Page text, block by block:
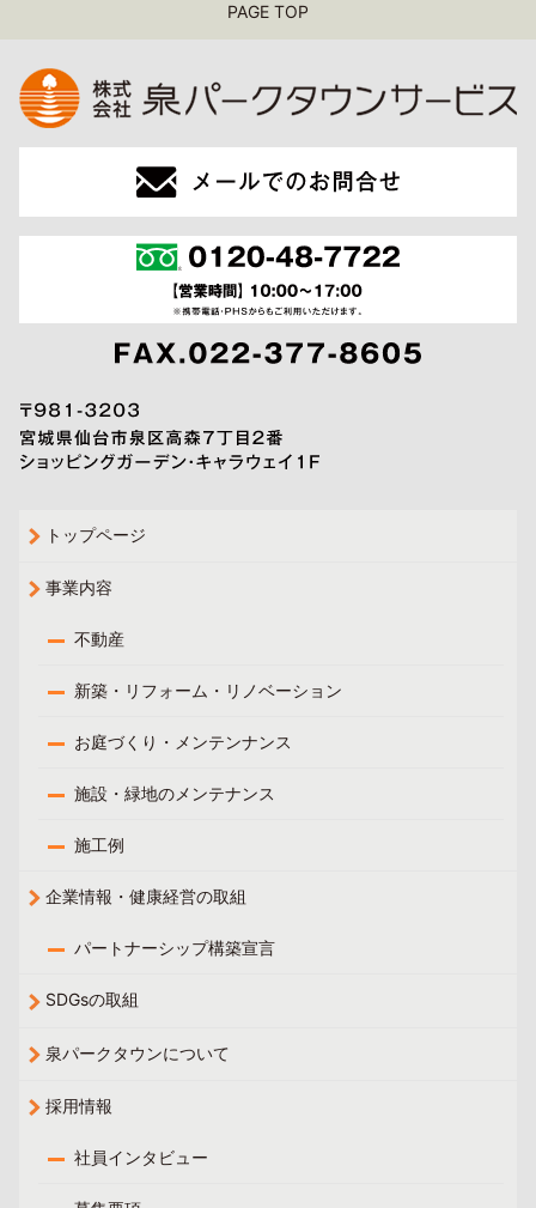
PAGE TOP
トップページ
事業内容
不動産
新築・リフォーム・リノベーション
お庭づくり・メンテンナンス
施設・緑地のメンテナンス
施工例
企業情報・健康経営の取組
パートナーシップ構築宣言
SDGsの取組
泉パークタウンについて
採用情報
社員インタビュー